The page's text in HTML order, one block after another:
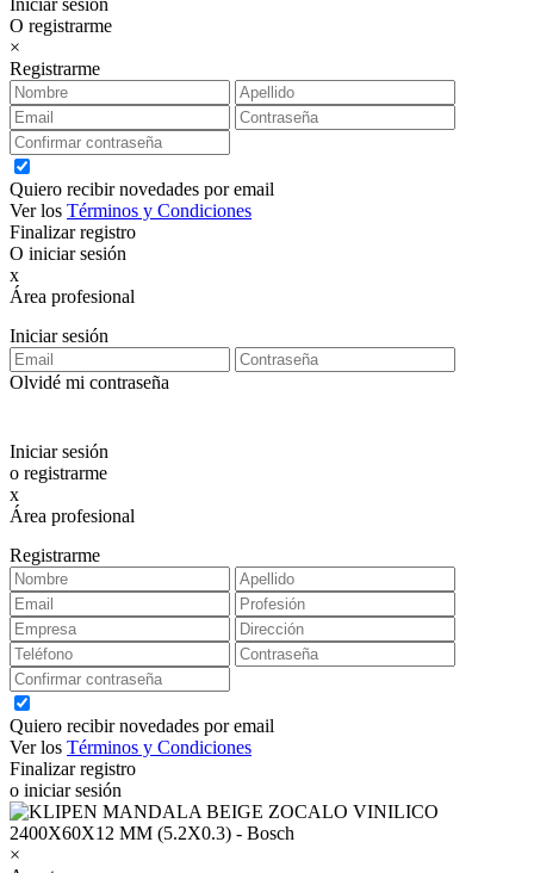
Iniciar sesión
O registrarme
×
Registrarme
Quiero recibir novedades por email
Ver los Términos y Condiciones
Finalizar registro
O iniciar sesión
x
Área profesional
Iniciar sesión
Olvidé mi contraseña
Iniciar sesión
o registrarme
x
Área profesional
Registrarme
Quiero recibir novedades por email
Ver los Términos y Condiciones
Finalizar registro
o iniciar sesión
×